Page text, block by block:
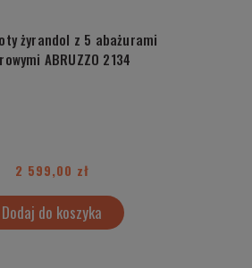
żyrandol z 5 abażurami
ABRUZZO 2134
2 599,00 zł
Dodaj do koszyka